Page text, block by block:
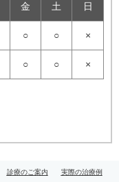
金 土 日
○ ○ ×
○ ○ ×
診療のご案内 実際の治療例